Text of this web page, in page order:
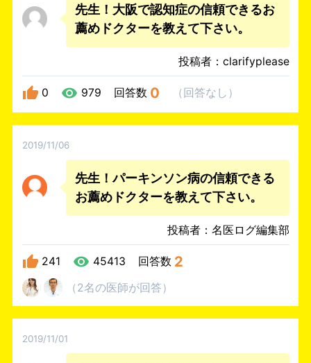
先生！大阪で認知症の信頼できるお
薦めドクターを教えて下さい。
投稿者：clarifyplease
0 979 回答数 0 （回答なし ）
2019/11/06
先生！パーキンソン病の信頼できる
お薦めドクターを教えて下さい。
投稿者：名医ログ編集部
241 45413 回答数 2
（2名の医師が回答）
2019/11/01